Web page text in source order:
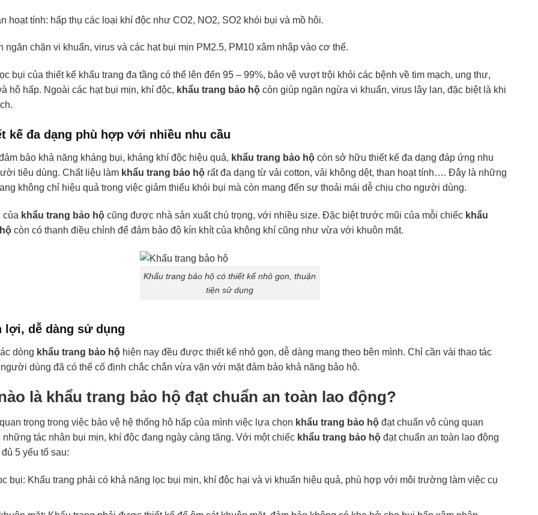
hoạt tính: hấp thụ các loại khí độc như CO2, NO2, SO2 khói bụi và mồ hôi.
ngăn chặn vi khuẩn, virus và các hạt bụi mịn PM2.5, PM10 xâm nhập vào cơ thể.
bụi của thiết kế khẩu trang đa tầng có thể lên đến 95 – 99%, bảo vệ vượt trội khỏi các bệnh về tim mạch, ung thư,
hô hấp. Ngoài các hạt bụi mịn, khí độc, khẩu trang bảo hộcòn giúp ngăn ngừa vi khuẩn, virus lây lan, đặc biệt là khi
kế đa dạng phù hợp với nhiều nhu cầu
bảo khả năng kháng bụi, kháng khí độc hiệu quả, khẩu trang bảo hộcòn sở hữu thiết kế đa dạng đáp ứng nhu
tiêu dùng. Chất liệu làm khẩu trang bảo hộrất đa dạng từ vải cotton, vải không dệt, than hoạt tính…. Đây là những
không chỉ hiệu quả trong việc giảm thiểu khói bụi mà còn mang đến sự thoải mái dễ chịu cho người dùng.
của khẩu trang bảo hộcũng được nhà sản xuất chú trọng, với nhiều size. Đặc biệt trước mũi của mỗi chiếckhẩu
còn có thanh điều chỉnh để đảm bảo độ kín khít của không khí cũng như vừa với khuôn mặt.
Khẩu trang bảo hộ có thiết kế nhỏ gọn, thuận
tiện sử dụng
lợi, dễ dàng sử dụng
dòng khẩu trang bảo hộhiện nay đều được thiết kế nhỏ gọn, dễ dàng mang theo bên mình. Chỉ cần vài thao tác
dùng đã có thể cố định chắc chắn vừa vặn với mặt đảm bảo khả năng bảo hộ.
là khẩu trang bảo hộ đạt chuẩn an toàn lao động?
trọng trong việc bảo vệ hệ thống hô hấp của mình việc lựa chọn khẩu trang bảo hộđạt chuẩn vô cùng quan
tác nhân bụi mịn, khí độc đang ngày càng tăng. Với một chiếc khẩu trang bảo hộ đạt chuẩn an toàn lao động
5 yếu tố sau:
bụi: Khẩu trang phải có khả năng lọc bụi mịn, khí độc hại và vi khuẩn hiệu quả, phù hợp với môi trường làm việc cụ